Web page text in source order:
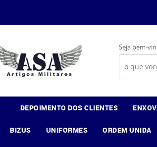
Seja bem-
DEPOIMENTO DOS CLIENTES
BIZUS UNIFORMES ORDEM UNIDA